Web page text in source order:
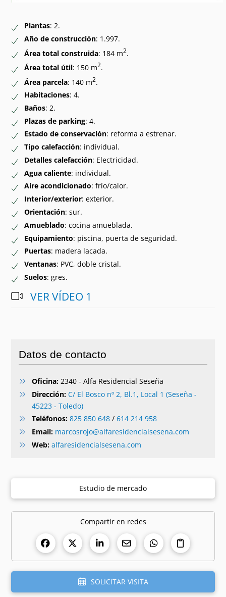
Plantas: 2.
Año de construcción: 1.997.
Área total construida: 184 m2.
Área total útil: 150 m2.
Área parcela: 140 m2.
Habitaciones: 4.
Baños: 2.
Plazas de parking: 4.
Estado de conservación: reforma a estrenar.
Tipo calefacción: individual.
Detalles calefacción: Electricidad.
Agua caliente: individual.
Aire acondicionado: frío/calor.
Interior/exterior: exterior.
Orientación: sur.
Amueblado: cocina amueblada.
Equipamiento: piscina, puerta de seguridad.
Puertas: madera lacada.
Ventanas: PVC, doble cristal.
Suelos: gres.
VER VÍDEO 1
Datos de contacto
Oficina:2340 - Alfa Residencial Seseña
Dirección: C/ El Bosco nº 2, Bl.1, Local 1 (Seseña -
45223 - Toledo)
Teléfonos: 825 850 648/ 614 214 958
Email: marcosrojo@alfaresidencialsesena.com
Web: alfaresidencialsesena.com
Estudio de mercado
Compartir en redes
SOLICITAR VISITA